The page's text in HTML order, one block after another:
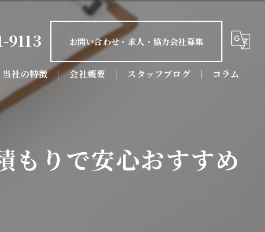
9113 お問い合わせ・求人・協力会社募集
当社の特徴
屋根塗装
屋根工事
会社概要 スタッフブログ コラム
もりで安心おすすめ